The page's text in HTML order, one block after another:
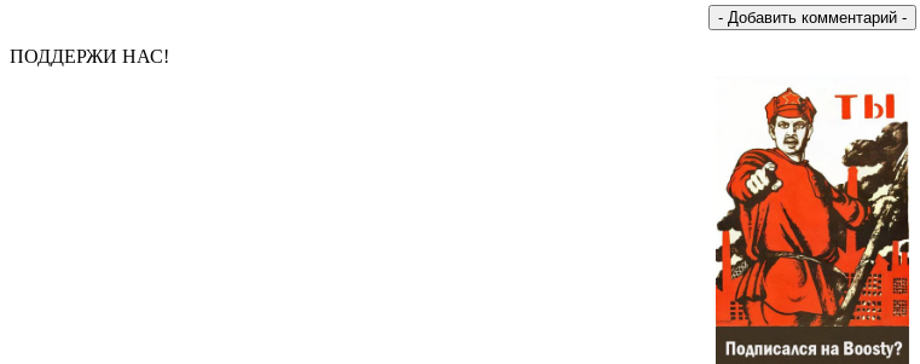
ПОДДЕРЖИ НАС!